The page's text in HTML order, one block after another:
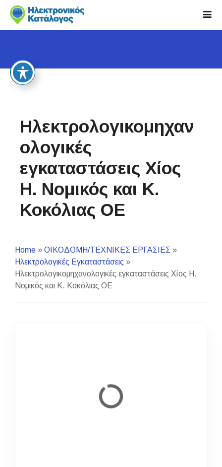
i
Ηλεκτρολογικομηχαν
ολογικές
εγκαταστάσεις Χίος
Η. Νομικός και Κ.
Κοκόλιας ΟΕ
Home » ΟΙΚΟΔΟΜΗ/ΤΕΧΝΙΚΕΣ ΕΡΓΑΣΙΕΣ »
Ηλεκτρολογικές Εγκαταστάσεις »
Ηλεκτρολογικομηχανολογικές εγκαταστάσεις Χίος Η.
Νομικός και Κ. Κοκόλιας ΟΕ